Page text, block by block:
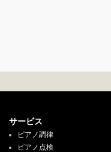
サービス
ピアノ調律
ピアノ点検